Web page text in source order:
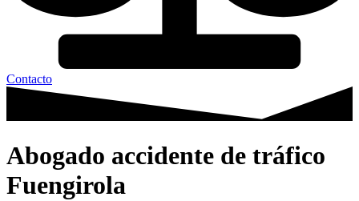
Contacto
Abogado accidente de tráfico
Fuengirola